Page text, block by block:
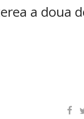
a doua